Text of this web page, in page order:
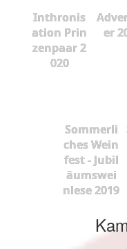
Inthronis
ation Prin
zenpaar 2
020
er
Sommerli
ches Wein
fest - Jubil
äumswei
nlese 2019